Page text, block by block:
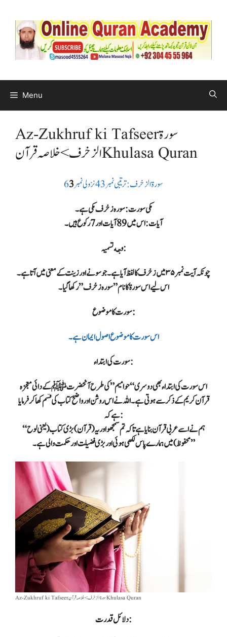
Menu
Az-Zukhruf ki Tafseerسورة
الزخرف> خلاصہ قرآن Khulasa Quran
سورة الزخرف: ترتیبی نمبر 43 نزولی نمبر 6
3
مکی سورت: سورہ زخرف مکی ہے۔
آیات: اس میں 89 آیات اور 7 رکوع ہیں۔
وجه تسمیہ:
چونکہ آیت نمبر ۳۵ میں زخرف کا لفظ آیا ہے۔ جو سونے اور زینت کے معنی میں آتا ہے۔
اس لیے اس سورۃ کا نام ” سورہ زخرف ” رکھا گیا۔
سورت کا موضوع:
اس سورت کا موضوع اصول ایمان ہے۔
سورت کی ابتداء:
اس سورت کی ابتداء بھی دوسری “حوامیم” کی طرح آنحضرت ﷺ کے دائی معجزہ
قرآن کریم کے ذکر سے ہوتی ہے۔ اللہ نے اس روشن اور واضح کتاب کی قسم کھا کر فرمایا
ہے کہ:
“ہم نے اسے عربی قرآن بنایا ہے تا کہ تم سمجھو اور یہ (قرآن) بڑی کتاب ( یعنی لوح
محفوظ) میں ہمارے پاس لکھی ہوئی اور بڑی فضیلت اور حکمت والی ہے۔”
Az-Zukhruf ki Tafseerسورة الزخرف> خلاصہ قرآن Khulasa Quran
دلائل قدرت: